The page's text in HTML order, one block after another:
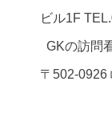
ビル1F
GKの訪問
〒502-0926